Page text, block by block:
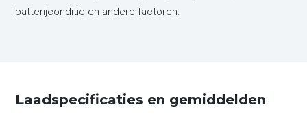
batterijconditie en andere factoren.
Laadspecificaties en gemiddelden